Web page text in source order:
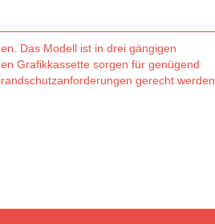
Das Modell ist in drei gängigen
Grafikkassette sorgen für genügend
gerecht werden.